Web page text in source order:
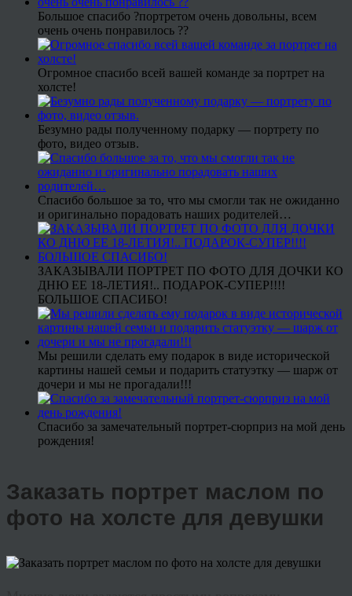
Большое спасибо ?портретом очень довольны, всем
очень очень понравилось ??
Огромное спасибо всей вашей команде за портрет на
холсте!
Безумно рады полученному подарку — портрету по
фото, видео отзыв.
Спасибо большое за то, что мы смогли так не ожиданно
и оригинально порадовать наших родителей…
ЗАКАЗЫВАЛИ ПОРТРЕТ ПО ФОТО ДЛЯ ДОЧКИ КО
ДНЮ ЕЕ 18-ЛЕТИЯ!.. ПОДАРОК-СУПЕР!!!!
БОЛЬШОЕ СПАСИБО!
Мы решили сделать ему подарок в виде исторической
картины нашей семьи и подарить статуэтку — шарж от
дочери и мы не прогадали!!!
Спасибо за замечательный портрет-сюрприз на мой день
рождения!
Заказать портрет маслом по
фото на холсте для девушки